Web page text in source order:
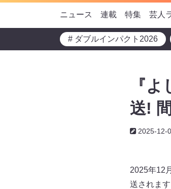
ニュース 連載 特集 芸人
# ダブルインパクト2026
『
送!
2025-12-
2025年12
送されま